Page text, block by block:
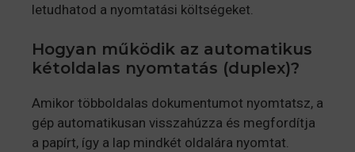
letudhatod a nyomtatási költségeket.
Hogyan működik az automatikus
kétoldalas nyomtatás (duplex)?
Amikor többoldalas dokumentumot nyomtatsz, a
gép automatikusan visszahúzza és megfordítja
a papírt, így a lap mindkét oldalára nyomtat.